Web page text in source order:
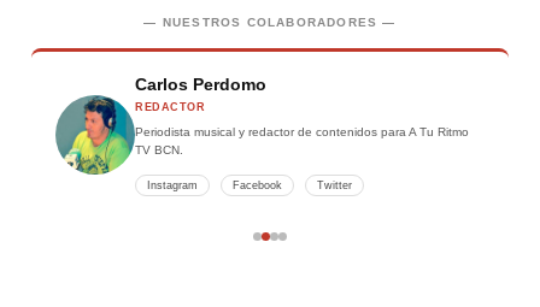
— NUESTROS COLABORADORES —
Carlos Perdomo
REDACTOR
Periodista musical y redactor de contenidos para A Tu Ritmo
TV BCN.
Instagram Facebook Twitter